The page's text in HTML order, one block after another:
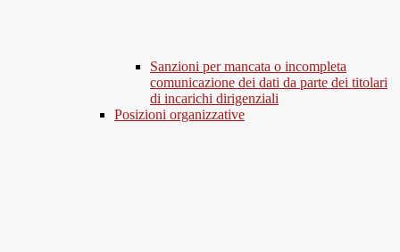
Sanzioni per mancata o incompleta
comunicazione dei dati da parte dei titolari
di incarichi dirigenziali
Posizioni organizzative